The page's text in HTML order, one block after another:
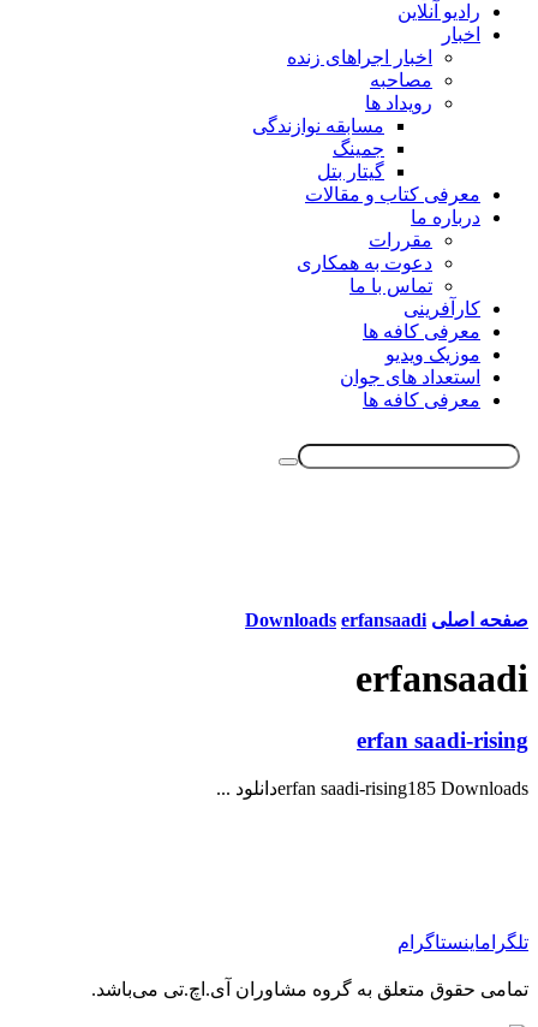
رادیو آنلاین
اخبار
اخبار اجراهای زنده
مصاحبه
رویداد ها
مسابقه نوازندگی
جمینگ
گیتار بتل
معرفی کتاب و مقالات
درباره ما
مقررات
دعوت به همکاری
تماس با ما
کارآفرینی
معرفی کافه ها
موزیک ویدیو
استعداد های جوان
معرفی کافه ها
صفحه اصلی Downloads erfansaadi
erfansaadi
erfan saadi-rising
erfan saadi-rising185 Downloadsدانلود ...
تلگراماینستاگرام
تمامی حقوق متعلق به گروه مشاوران آی.اچ.تی می‌باشد.